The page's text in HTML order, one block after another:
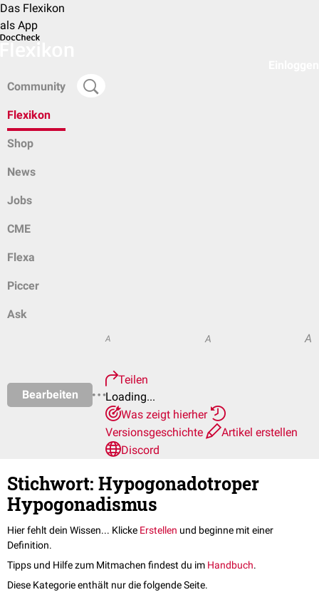
Das Flexikon
als App
Community
Flexikon
Shop
News
Jobs
CME
Flexa
Piccer
Ask
Bearbeiten
A A A
Teilen
Loading...
Was zeigt hierher
Versionsgeschichte
Artikel erstellen
Discord
Stichwort: Hypogonadotroper
Hypogonadismus
Hier fehlt dein Wissen... Klicke Erstellen und beginne mit einer
Definition.
Tipps und Hilfe zum Mitmachen findest du im Handbuch.
Diese Kategorie enthält nur die folgende Seite.